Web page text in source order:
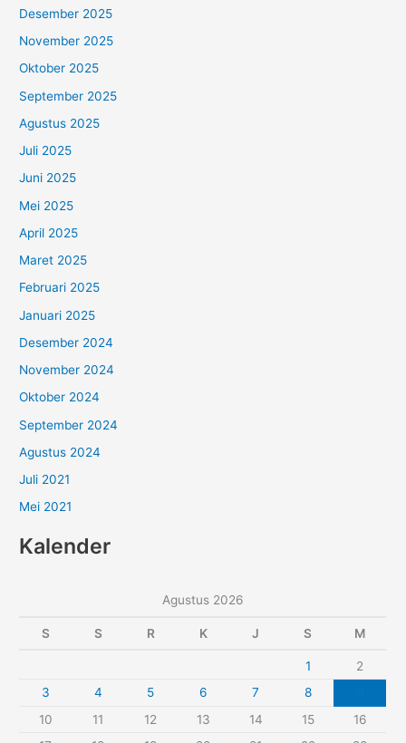
Desember 2025
November 2025
Oktober 2025
September 2025
Agustus 2025
Juli 2025
Juni 2025
Mei 2025
April 2025
Maret 2025
Februari 2025
Januari 2025
Desember 2024
November 2024
Oktober 2024
September 2024
Agustus 2024
Juli 2021
Mei 2021
Kalender
Agustus 2026
S S R K J S M
1
2
3
4 5 6 7 8
10
11 12 13 14 15
16